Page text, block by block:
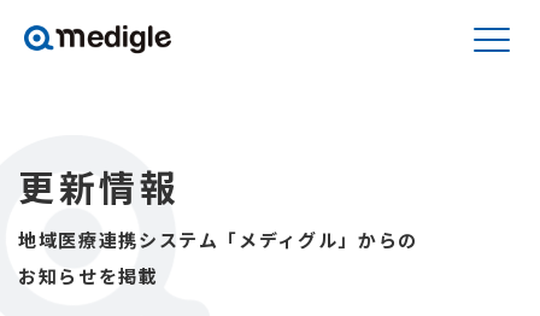
更新情報
地域医療連携システム「メディグル」からの
お知らせを掲載